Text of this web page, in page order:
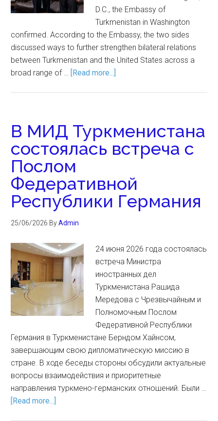
D.C., the Embassy of
Turkmenistan in Washington
confirmed. According to the Embassy, the two sides
discussed ways to further strengthen bilateral relations
between Turkmenistan and the United States across a
broad range of … [Read more...]
В МИД Туркменистана
состоялась встреча с
Послом
Федеративной
Республики Германия
25/06/2026 ByAdmin
24 июня 2026 года состоялась
встреча Министра
иностранных дел
Туркменистана Рашида
Мередова с Чрезвычайным и
Полномочным Послом
Федеративной Республики
Германия в Туркменистане Берндом Хайнсом,
завершающим свою дипломатическую миссию в
стране. В ходе беседы стороны обсудили актуальные
вопросы взаимодействия и приоритетные
направления туркмено-германских отношений. Были …
[Read more...]